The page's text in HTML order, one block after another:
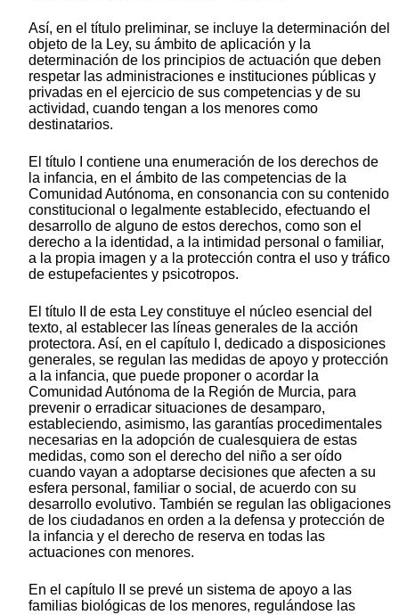
Así, en el título preliminar, se incluye la determinación del
objeto de la Ley, su ámbito de aplicación y la
determinación de los principios de actuación que deben
respetar las administraciones e instituciones públicas y
privadas en el ejercicio de sus competencias y de su
actividad, cuando tengan a los menores como
destinatarios.
El título I contiene una enumeración de los derechos de
la infancia, en el ámbito de las competencias de la
Comunidad Autónoma, en consonancia con su contenido
constitucional o legalmente establecido, efectuando el
desarrollo de alguno de estos derechos, como son el
derecho a la identidad, a la intimidad personal o familiar,
a la propia imagen y a la protección contra el uso y tráfico
de estupefacientes y psicotropos.
El título II de esta Ley constituye el núcleo esencial del
texto, al establecer las líneas generales de la acción
protectora. Así, en el capítulo I, dedicado a disposiciones
generales, se regulan las medidas de apoyo y protección
a la infancia, que puede proponer o acordar la
Comunidad Autónoma de la Región de Murcia, para
prevenir o erradicar situaciones de desamparo,
estableciendo, asimismo, las garantías procedimentales
necesarias en la adopción de cualesquiera de estas
medidas, como son el derecho del niño a ser oído
cuando vayan a adoptarse decisiones que afecten a su
esfera personal, familiar o social, de acuerdo con su
desarrollo evolutivo. También se regulan las obligaciones
de los ciudadanos en orden a la defensa y protección de
la infancia y el derecho de reserva en todas las
actuaciones con menores.
En el capítulo II se prevé un sistema de apoyo a las
familias biológicas de los menores, regulándose las